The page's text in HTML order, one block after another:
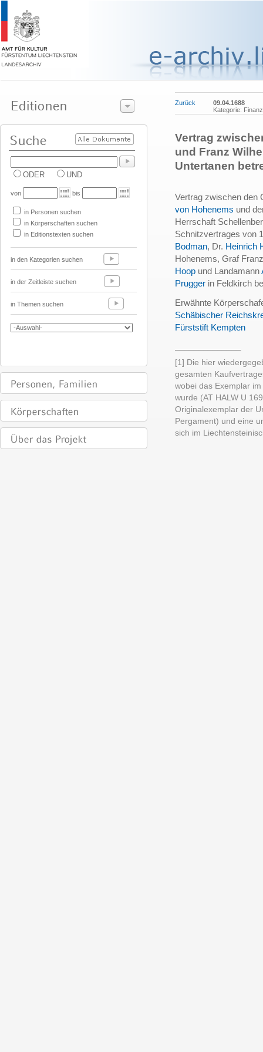
ODER UND
von bis
in Personen suchen
in Körperschaften suchen
in Editionstexten suchen
in den Kategorien suchen
in der Zeitleiste suchen
in Themen suchen
Zurück
09.04.1688
Kategorie:
Vertrag
und Franz
Untertanen
Vertrag zwischen den
von Hohenems und
Herrschaft
Schnitzvertrages von
Bodman, Dr. Heinrich
Hohenems, Graf
Hoop und Landamann
Prugger in Feldkirch
Erwähnte
Schäbischer
Fürststift Kempten
[1] Die hier
gesamten
wobei das Exemplar
wurde (AT HALW U
Originalexemplar der
Pergament) und eine
sich im